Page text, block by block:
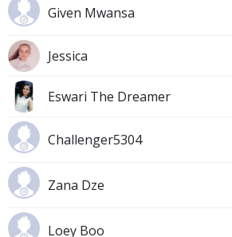
Given Mwansa
Jessica
Eswari The Dreamer
Challenger5304
Zana Dze
Loey Boo